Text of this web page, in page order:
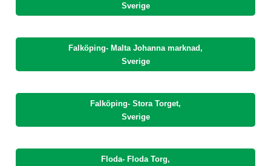
Sverige
Falköping- Malta Johanna marknad,
Sverige
Falköping- Stora Torget,
Sverige
Floda- Floda Torg,